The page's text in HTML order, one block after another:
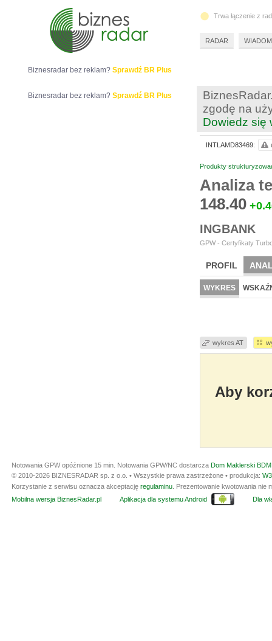
zgodę na
Dowiedz się
Produkty
Analiza
148.40
INGBANK
GPW - Certyfikaty
PROFIL
WYKRES
wykres AT
Aby
INTLAMD83469:
Biznesradar bez reklam? Sprawdź BR Plus
Biznesradar bez reklam? Sprawdź BR Plus
Trwa łączenie z
RADAR
Notowania GPW opóźnione 15 min. Notowania GPW/NC dostarcza Dom Maklerski
© 2010-2026 BIZNESRADAR sp. z o.o. • Wszystkie prawa zastrzeżone • produkcja:
Korzystanie z serwisu oznacza akceptację regulaminu . Prezentowanie kwotowania
Mobilna wersja BiznesRadar.pl
Aplikacja dla systemu Android Dla